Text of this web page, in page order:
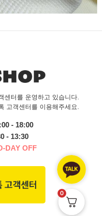
센터를 운영하고 있습니다.
고객센터를 이용해주세요.
- 18:00
- 13:30
DAY OFF
0